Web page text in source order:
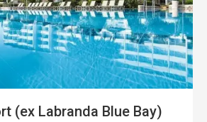
(ex Labranda Blue Bay)